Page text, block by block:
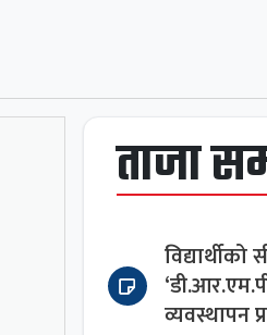
ताजा
विद्यार्थीको
व्यवस्थापन